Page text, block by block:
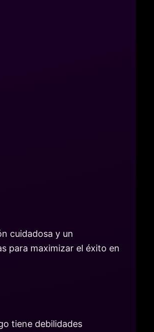
cuidadosa y un
para maximizar el éxito en
tiene debilidades